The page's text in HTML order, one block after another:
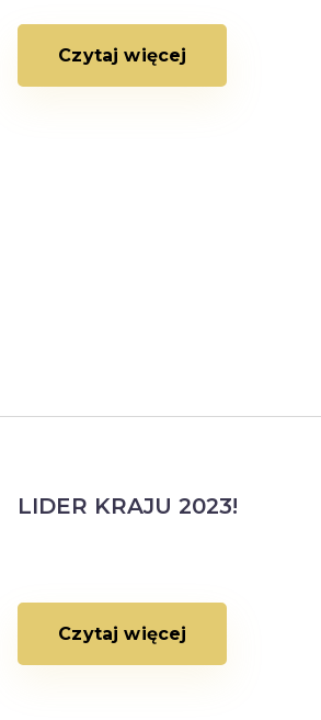
Czytaj więcej
LIDER KRAJU 2023!
Czytaj więcej